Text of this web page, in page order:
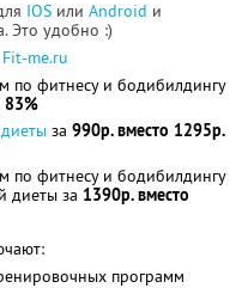
IOS или Android и
Это удобно :)
Fit-me.ru
по фитнесу и бодибилдингу
83%
за 990р. вместо 1295р.
по фитнесу и бодибилдингу
диеты за 1390р. вместо
программ